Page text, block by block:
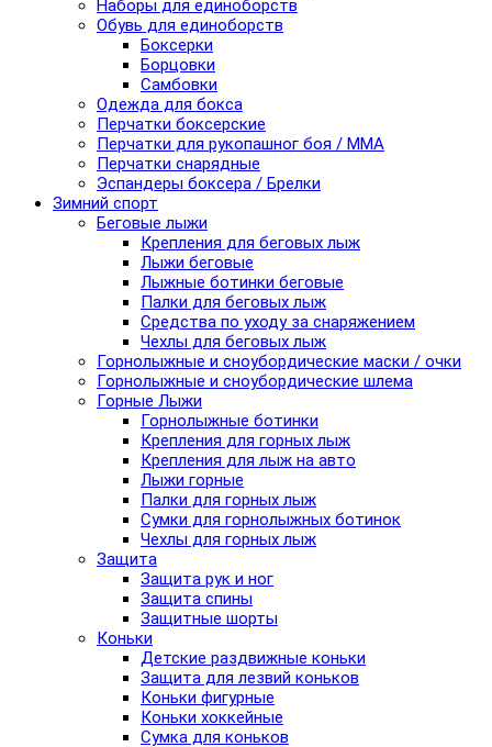
Наборы для единоборств
Обувь для единоборств
Боксерки
Борцовки
Самбовки
Одежда для бокса
Перчатки боксерские
Перчатки для рукопашног боя / ММА
Перчатки снарядные
Эспандеры боксера / Брелки
Зимний спорт
Беговые лыжи
Крепления для беговых лыж
Лыжи беговые
Лыжные ботинки беговые
Палки для беговых лыж
Средства по уходу за снаряжением
Чехлы для беговых лыж
Горнолыжные и сноубордические маски / очки
Горнолыжные и сноубордические шлема
Горные Лыжи
Горнолыжные ботинки
Крепления для горных лыж
Крепления для лыж на авто
Лыжи горные
Палки для горных лыж
Сумки для горнолыжных ботинок
Чехлы для горных лыж
Защита
Защита рук и ног
Защита спины
Защитные шорты
Коньки
Детские раздвижные коньки
Защита для лезвий коньков
Коньки фигурные
Коньки хоккейные
Сумка для коньков